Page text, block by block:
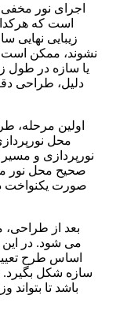
اجرای نور
است که
زیبایی نهایی
نشوند، ممکن است
یا سازه در طول
دلیل، طراحی
اولین
محل
نورپردازی و
صحیح محل نور
صورت یکنواخت
بعد از
می شود. در این
اساس طرح
سازه شکل بگیرد.
باشد تا